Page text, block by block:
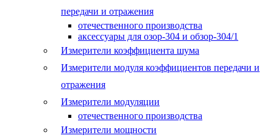
передачи и отражения
отечественного производства
аксессуары для озор-304 и обзор-304/1
Измерители коэффициента шума
Измерители модуля коэффициентов передачи и
отражения
Измерители модуляции
отечественного производства
Измерители мощности